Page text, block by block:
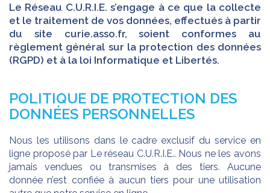
Le Réseau C.U.R.I.E. s’engage à ce que la collecte
et le traitement de vos données, effectués à partir
du site curie.asso.fr, soient conformes au
règlement général sur la protection des données
(RGPD) et à la loi Informatique et Libertés.
POLITIQUE DE PROTECTION DES
DONNÉES PERSONNELLES
Nous les utilisons dans le cadre exclusif du service en
ligne proposé par Le réseau C.U.R.I.E.. Nous ne les avons
jamais vendues ou transmises à des tiers. Aucune
donnée n’est confiée à aucun tiers pour une utilisation